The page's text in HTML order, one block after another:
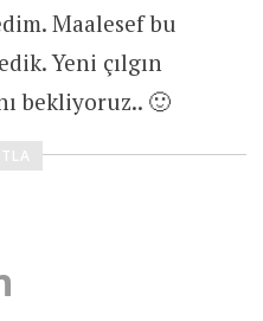
Maalesef bu
Yeni çılgın
bekliyoruz.. 🙂